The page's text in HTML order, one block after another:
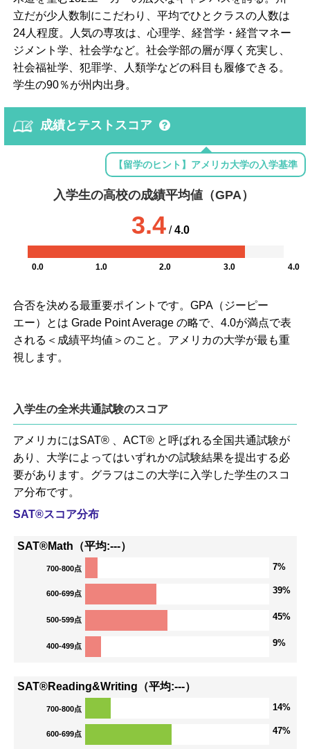
立だが少人数制にこだわり、平均でひとクラスの人数は
24人程度。人気の専攻は、心理学、経営学・経営マネー
ジメント学、社会学など。社会学部の層が厚く充実し、
社会福祉学、犯罪学、人類学などの科目も履修できる。
学生の90％が州内出身。
成績とテストスコア
【留学のヒント】アメリカ大学の入学基準
入学生の高校の成績平均値（GPA）
3.4/4.0
0.0 1.0 2.0 3.0 4.0
合否を決める最重要ポイントです。GPA（ジーピー
エー）とは Grade Point Average の略で、4.0が満点で表
される＜成績平均値＞のこと。アメリカの大学が最も重
視します。
入学生の全米共通試験のスコア
アメリカにはSAT® 、ACT® と呼ばれる全国共通試験が
あり、大学によってはいずれかの試験結果を提出する必
要があります。グラフはこの大学に入学した学生のスコ
ア分布です。
SAT®スコア分布
SAT®Math（平均:---）
700-800点 7%
600-699点 39%
500-599点 45%
400-499点 9%
SAT®Reading&Writing（平均:---）
700-800点 14%
600-699点 47%